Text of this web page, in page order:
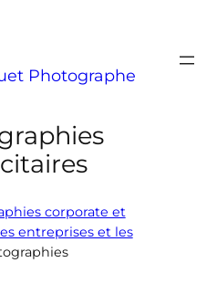
Photographe
corporate et
entreprises et les